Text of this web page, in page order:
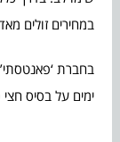
במחירים זולים
ימים על בסיס חצי פנסיון